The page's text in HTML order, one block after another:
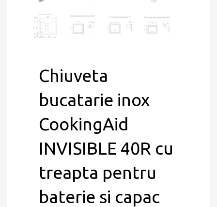
Chiuveta
bucatarie inox
CookingAid
INVISIBLE 40R cu
treapta pentru
baterie si capac